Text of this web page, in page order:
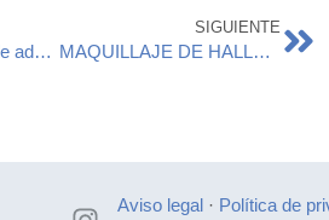
Listados definitivos de admitidos y no admitidos Pruebas de Obtención Directa de Títulos 2024
SIGUIENTE
MAQUILLAJE DE HALLOWEEN
Aviso legal· Política de